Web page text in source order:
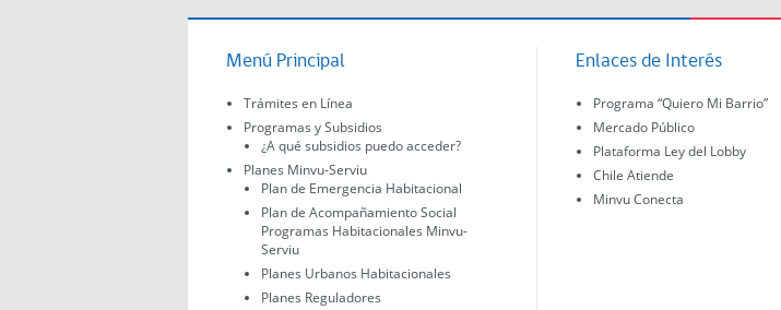
Menú Principal
Trámites en Línea
Programas y Subsidios
¿A qué subsidios puedo acceder?
Planes Minvu-Serviu
Plan de Emergencia Habitacional
Plan de Acompañamiento Social
Programas Habitacionales Minvu-
Serviu
Planes Urbanos Habitacionales
Planes Reguladores
Enlaces de Interés
Programa “Quiero Mi Barrio”
Mercado Público
Plataforma Ley del Lobby
Chile Atiende
Minvu Conecta